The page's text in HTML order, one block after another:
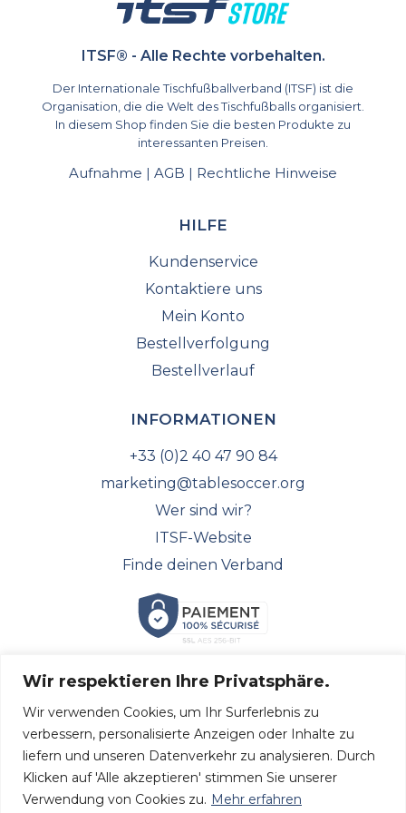
Wir respektieren Ihre Privatsphäre.
Wir verwenden Cookies, um Ihr Surferlebnis zu
verbessern, personalisierte Anzeigen oder Inhalte zu
liefern und unseren Datenverkehr zu analysieren. Durch
Klicken auf 'Alle akzeptieren' stimmen Sie unserer
Verwendung von Cookies zu. Mehr erfahren
ITSF® - Alle Rechte vorbehalten.
Der Internationale Tischfußballverband (ITSF) ist die
Organisation, die die Welt des Tischfußballs organisiert.
In diesem Shop finden Sie die besten Produkte zu
interessanten Preisen.
Aufnahme | AGB | Rechtliche Hinweise
HILFE
Kundenservice
Kontaktiere uns
Mein Konto
Bestellverfolgung
Bestellverlauf
INFORMATIONEN
+33 (0)2 40 47 90 84
marketing@tablesoccer.org
Wer sind wir?
ITSF-Website
Finde deinen Verband
FOLGEN SIE UNS!
folgen Sie uns in den sozialen Medien.